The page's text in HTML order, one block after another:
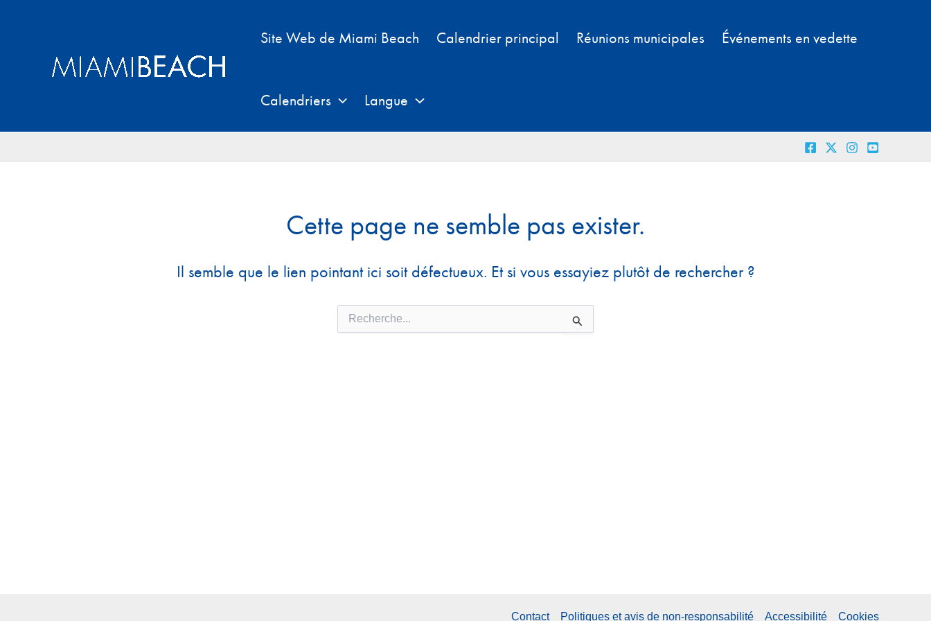
Site Web de Miami Beach Calendrier principal Réunions municipales Événements en vedette
Calendriers Langue
Cette page ne semble pas exister.
Il semble que le lien pointant ici soit défectueux. Et si vous essayiez plutôt de rechercher ?
Contact Politiques et avis de non-responsabilité Accessibilité Cookies